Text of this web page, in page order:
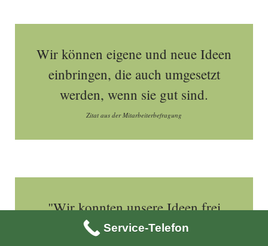
Wir können eigene und neue Ideen
einbringen, die auch umgesetzt
werden, wenn sie gut sind.
Zitat aus der Mitarbeiterbefragung
"Wir konnten unsere Ideen frei
einbringen, also auch frei planen."
Service-Telefon